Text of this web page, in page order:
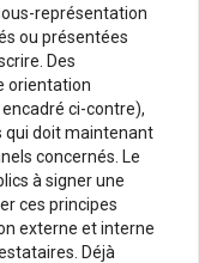
représentation
ou présentées
Des
orientation
ci-contre),
qui doit maintenant
concernés. Le
à signer une
ces principes
externe et interne
Déjà